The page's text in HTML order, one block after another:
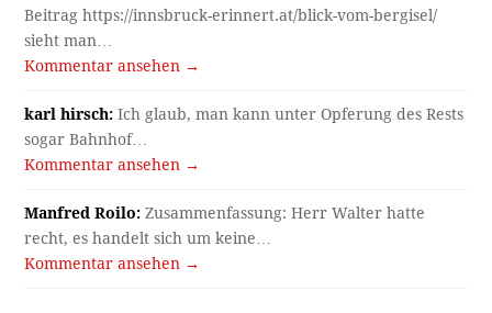
Beitrag https://innsbruck-erinnert.at/blick-vom-bergisel/
sieht man…
Kommentar ansehen →
karl hirsch: Ich glaub, man kann unter Opferung des Rests
sogar Bahnhof…
Kommentar ansehen →
Manfred Roilo: Zusammenfassung: Herr Walter hatte
recht, es handelt sich um keine…
Kommentar ansehen →